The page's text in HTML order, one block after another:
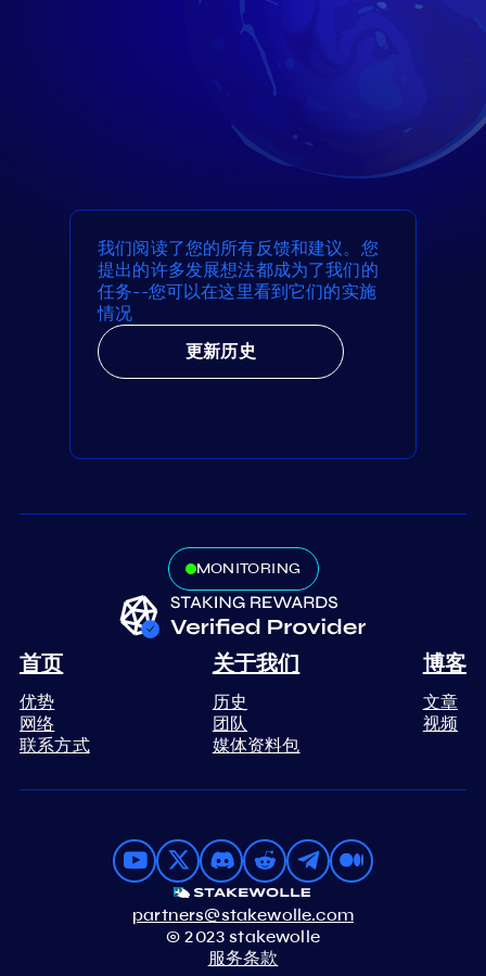
我们阅读了您的所有反馈和建议。您
提出的许多发展想法都成为了我们的
任务--您可以在这里看到它们的实施
情况
更新历史
MONITORING
首页
优势
网络
联系方式
关于我们
历史
团队
媒体资料包
博客
文章
视频
partners@stakewolle.com
© 2023 stakewolle
服务条款